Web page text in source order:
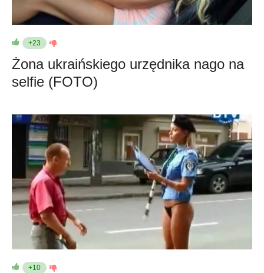
+23
Żona ukraińskiego urzędnika nago na
selfie (FOTO)
+10